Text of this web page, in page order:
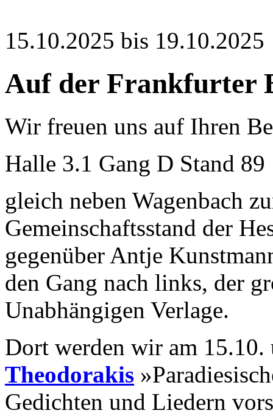
15.10.2025 bis 19.10.2025
Auf der Frankfurter
Wir freuen uns auf Ihren
Halle 3.1 Gang D Stand 89
gleich neben Wagenbach
Gemeinschaftsstand der
gegenüber Antje
den Gang nach links, der
Unabhängigen Verlage.
Dort werden wir am
Theodorakis
Gedichten und Liedern